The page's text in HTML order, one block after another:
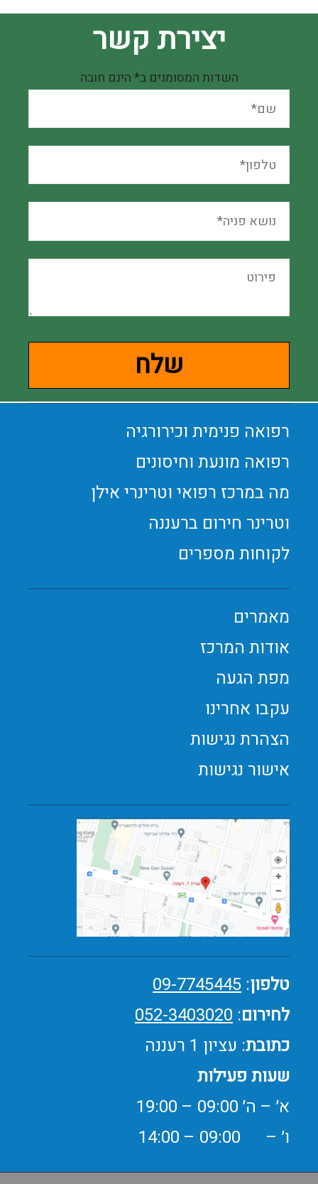
יצירת קשר
השדות המסומנים ב* הינם חובה
רפואה פנימית וכירורגיה
רפואה מונעת וחיסונים
מה במרכז רפואי וטרינרי אילן
וטרינר חירום ברעננה
לקוחות מספרים
מאמרים
אודות המרכז
מפת הגעה
עקבו אחרינו
הצהרת נגישות
אישור נגישות
טלפון:
09-7745445
לחירום:
052-3403020
כתובת: עציון 1 רעננה
שעות פעילות
א׳ – ה׳ 09:00 – 19:00
ו׳ – 09:00 – 14:00